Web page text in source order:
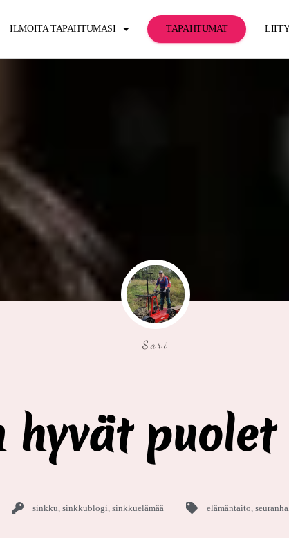
ILMOITA TAPAHTUMASI TAPAHTUMAT
Sari
hyvät
sinkku sinkkublogi sinkkuelämää elämäntaito